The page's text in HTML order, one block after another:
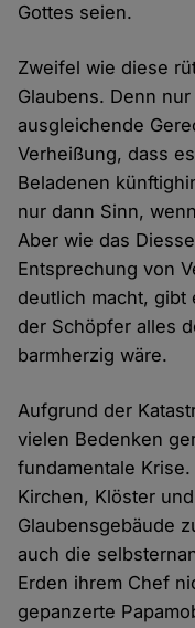
Gottes seien.
Zweifel wie diese
Glaubens. Denn
ausgleichende
Verheißung, dass
Beladenen
nur dann Sinn,
Aber wie das
Entsprechung von
deutlich macht, gibt
der Schöpfer alles
barmherzig wäre.
Aufgrund der
vielen Bedenken
fundamentale
Kirchen, Klöster
Glaubensgebäude
auch die
Erden ihrem Chef
gepanzerte